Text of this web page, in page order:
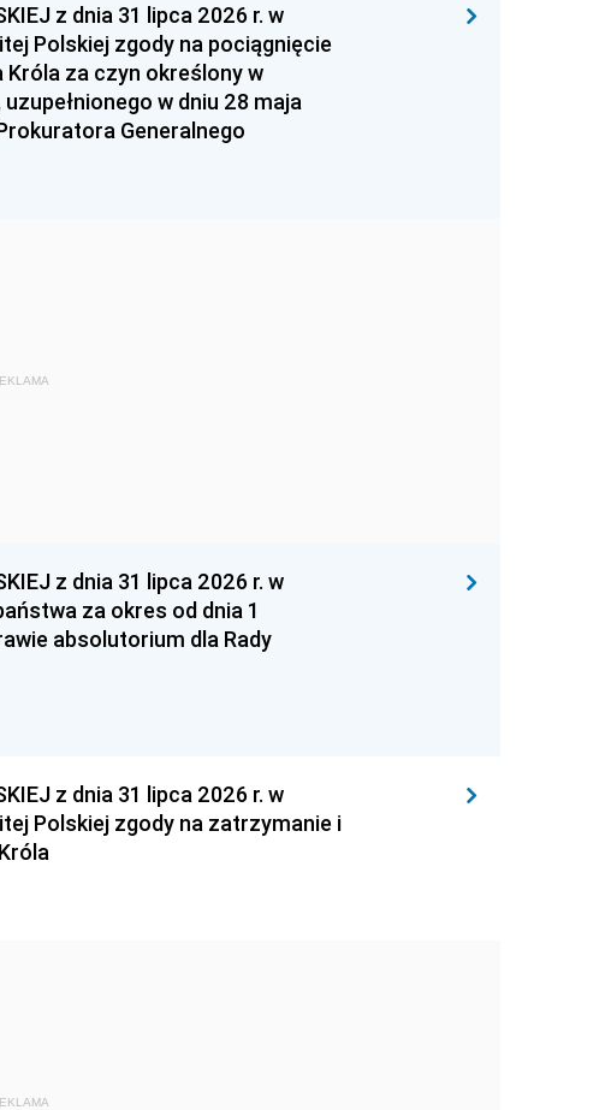
z dnia 31 lipca 2026 r. w
Polskiej zgody na pociągnięcie
Króla za czyn określony w
w dniu 28 maja
Generalnego
z dnia 31 lipca 2026 r. w
za okres od dnia 1
absolutorium dla Rady
z dnia 31 lipca 2026 r. w
Polskiej zgody na zatrzymanie i